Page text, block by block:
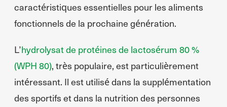
caractéristiques essentielles pour les aliments
fonctionnels de la prochaine génération.
L’hydrolysat de protéines de lactosérum 80 %
(WPH 80), très populaire, est particulièrement
intéressant. Il est utilisé dans la supplémentation
des sportifs et dans la nutrition des personnes